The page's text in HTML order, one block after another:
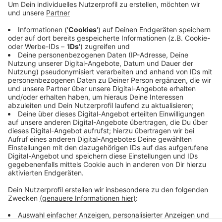
Engagement von Ehrenamtlichen hinzuweisen. Das ist
wichtig, denn ohne deren Arbeit würde es viele
Angebote nicht geben. Die Vereine nutzen
Quadratische Kacheln, um sich und die ehrenamtliche
Arbeit vorzustellen. Sie erinnern an ein Social-Media-
Format, Vereine haben den Hingucker selbst
entwickelt.
Anzeige
Anzeige